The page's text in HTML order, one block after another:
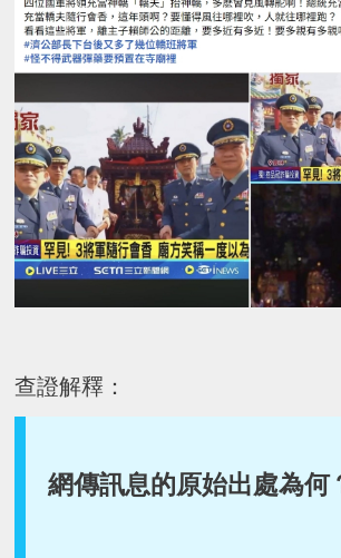
查證解釋：
網傳訊息的原始出處為何